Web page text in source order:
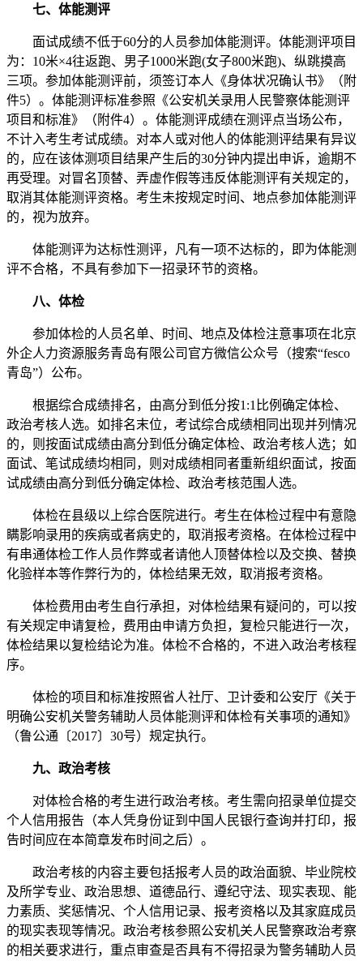
七、体能测评
面试成绩不低于60分的人员参加体能测评。体能测评项目
为：10米×4往返跑、男子1000米跑(女子800米跑)、纵跳摸高
三项。参加体能测评前，须签订本人《身体状况确认书》（附
件5）。体能测评标准参照《公安机关录用人民警察体能测评
项目和标准》（附件4）。体能测评成绩在测评点当场公布，
不计入考生考试成绩。对本人或对他人的体能测评结果有异议
的，应在该体测项目结果产生后的30分钟内提出申诉，逾期不
再受理。对冒名顶替、弄虚作假等违反体能测评有关规定的，
取消其体能测评资格。考生未按规定时间、地点参加体能测评
的，视为放弃。
体能测评为达标性测评，凡有一项不达标的，即为体能测
评不合格，不具有参加下一招录环节的资格。
八、体检
参加体检的人员名单、时间、地点及体检注意事项在北京
外企人力资源服务青岛有限公司官方微信公众号（搜索“fesco
青岛”）公布。
根据综合成绩排名，由高分到低分按1:1比例确定体检、
政治考核人选。如排名末位，考试综合成绩相同出现并列情况
的，则按面试成绩由高分到低分确定体检、政治考核人选；如
面试、笔试成绩均相同，则对成绩相同者重新组织面试，按面
试成绩由高分到低分确定体检、政治考核范围人选。
体检在县级以上综合医院进行。考生在体检过程中有意隐
瞒影响录用的疾病或者病史的，取消报考资格。在体检过程中
有串通体检工作人员作弊或者请他人顶替体检以及交换、替换
化验样本等作弊行为的，体检结果无效，取消报考资格。
体检费用由考生自行承担，对体检结果有疑问的，可以按
有关规定申请复检，费用由申请方负担，复检只能进行一次，
体检结果以复检结论为准。体检不合格的，不进入政治考核程
序。
体检的项目和标准按照省人社厅、卫计委和公安厅《关于
明确公安机关警务辅助人员体能测评和体检有关事项的通知》
（鲁公通〔2017〕30号）规定执行。
九、政治考核
对体检合格的考生进行政治考核。考生需向招录单位提交
个人信用报告（本人凭身份证到中国人民银行查询并打印，报
告时间应在本简章发布时间之后）。
政治考核的内容主要包括报考人员的政治面貌、毕业院校
及所学专业、政治思想、道德品行、遵纪守法、现实表现、能
力素质、奖惩情况、个人信用记录、报考资格以及其家庭成员
的现实表现等情况。政治考核参照公安机关人民警察政治考察
的相关要求进行，重点审查是否具有不得招录为警务辅助人员